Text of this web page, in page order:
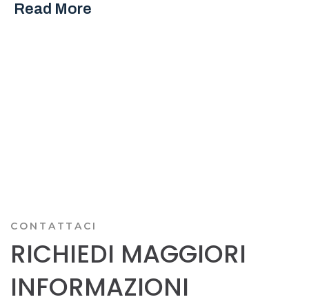
Read More
CONTATTACI
RICHIEDI MAGGIORI
INFORMAZIONI